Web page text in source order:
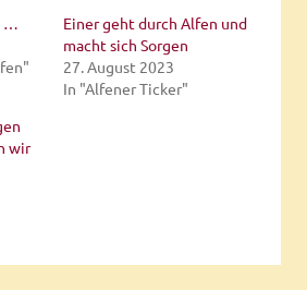
Einer geht durch Alfen und
macht sich Sorgen
27. August 2023
In "Alfener Ticker"
wir